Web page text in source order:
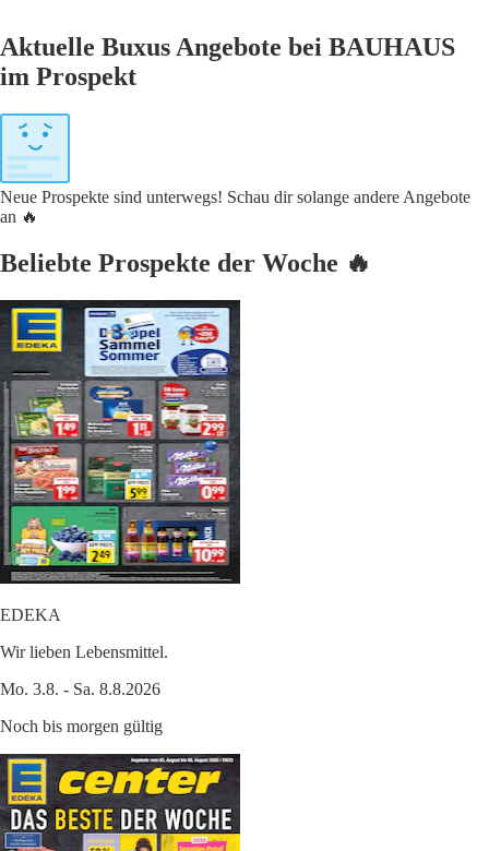
Aktuelle Buxus Angebote bei BAUHAUS
im Prospekt
Neue Prospekte sind unterwegs! Schau dir solange andere Angebote
an 🔥
Beliebte Prospekte der Woche 🔥
EDEKA
Wir lieben Lebensmittel.
Mo. 3.8. - Sa. 8.8.2026
Noch bis morgen gültig